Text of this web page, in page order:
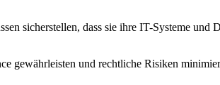
sicherstellen, dass sie ihre IT-Systeme und
gewährleisten und rechtliche Risiken